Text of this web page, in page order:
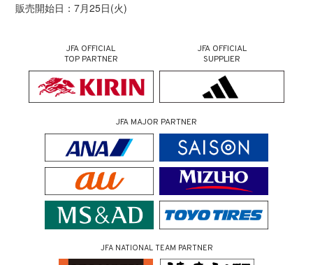
販売開始日：7月25日(火)
JFA OFFICIAL
TOP PARTNER
JFA OFFICIAL
SUPPLIER
JFA MAJOR PARTNER
JFA NATIONAL TEAM PARTNER